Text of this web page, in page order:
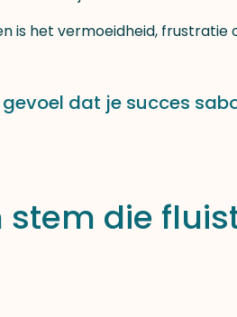
is het vermoeidheid, frustratie
gevoel dat je succes
stem die